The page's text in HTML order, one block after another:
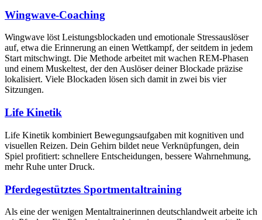
Wingwave-Coaching
Wingwave löst Leistungsblockaden und emotionale Stressauslöser
auf, etwa die Erinnerung an einen Wettkampf, der seitdem in jedem
Start mitschwingt. Die Methode arbeitet mit wachen REM-Phasen
und einem Muskeltest, der den Auslöser deiner Blockade präzise
lokalisiert. Viele Blockaden lösen sich damit in zwei bis vier
Sitzungen.
Life Kinetik
Life Kinetik kombiniert Bewegungsaufgaben mit kognitiven und
visuellen Reizen. Dein Gehirn bildet neue Verknüpfungen, dein
Spiel profitiert: schnellere Entscheidungen, bessere Wahrnehmung,
mehr Ruhe unter Druck.
Pferdegestütztes Sportmentaltraining
Als eine der wenigen Mentaltrainerinnen deutschlandweit arbeite ich